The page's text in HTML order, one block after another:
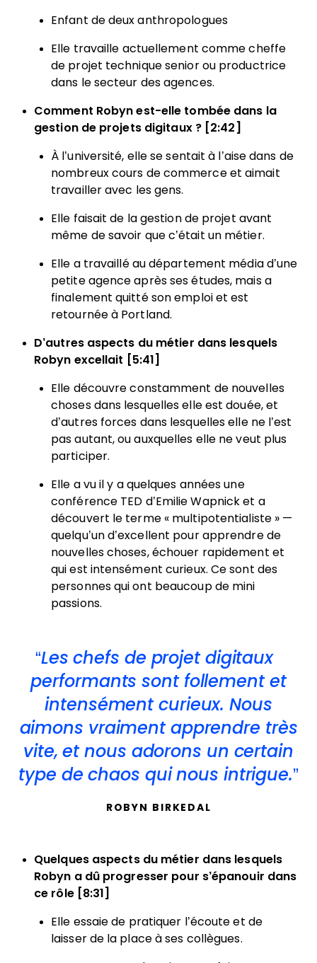
Enfant de deux anthropologues
Elle travaille actuellement comme cheffe
de projet technique senior ou productrice
dans le secteur des agences.
Comment Robyn est-elle tombée dans la
gestion de projets digitaux ? [2:42]
À l’université, elle se sentait à l’aise dans de
nombreux cours de commerce et aimait
travailler avec les gens.
Elle faisait de la gestion de projet avant
même de savoir que c’était un métier.
Elle a travaillé au département média d’une
petite agence après ses études, mais a
finalement quitté son emploi et est
retournée à Portland.
D’autres aspects du métier dans lesquels
Robyn excellait [5:41]
Elle découvre constamment de nouvelles
choses dans lesquelles elle est douée, et
d’autres forces dans lesquelles elle ne l’est
pas autant, ou auxquelles elle ne veut plus
participer.
Elle a vu il y a quelques années une
conférence TED d’Emilie Wapnick et a
découvert le terme « multipotentialiste » —
quelqu’un d’excellent pour apprendre de
nouvelles choses, échouer rapidement et
qui est intensément curieux. Ce sont des
personnes qui ont beaucoup de mini
passions.
Les chefs de projet digitaux
performants sont follement et
intensément curieux. Nous
aimons vraiment apprendre très
vite, et nous adorons un certain
type de chaos qui nous intrigue.
ROBYN BIRKEDAL
Quelques aspects du métier dans lesquels
Robyn a dû progresser pour s’épanouir dans
ce rôle [8:31]
Elle essaie de pratiquer l’écoute et de
laisser de la place à ses collègues.